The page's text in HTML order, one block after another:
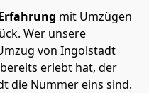
mit Umzügen
Wer unsere
von Ingolstadt
erlebt hat, der
die Nummer eins sind.